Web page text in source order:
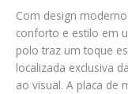
Com design
conforto e estilo em
polo traz um toque
localizada exclusiva
ao visual. A placa de